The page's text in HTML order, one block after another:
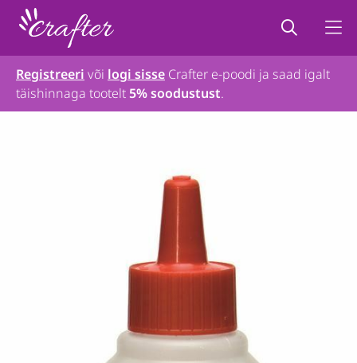
Registreeri või logi sisse Crafter e-poodi ja saad igalt
täishinnaga tootelt5% soodustust.